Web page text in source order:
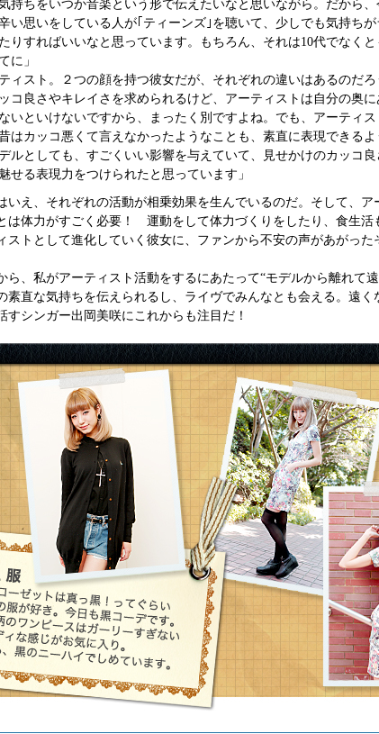
持ちをいつか音楽という形で伝えたいなと思いながら。だから
い思いをしている人が｢ティーンズ｣を聴いて、少しでも気持ちが
りすればいいなと思っています。もちろん、それは10代でなくと
に」
ィスト。２つの顔を持つ彼女だが、それぞれの違いはあるのだろ
コ良さやキレイさを求められるけど、アーティストは自分の奥に
いといけないですから、まったく別ですよね。でも、アーティス
はカッコ悪くて言えなかったようなことも、素直に表現できるよ
ルとしても、すごくいい影響を与えていて、見せかけのカッコ良
せる表現力をつけられたと思っています」
いえ、それぞれの活動が相乗効果を生んでいるのだ。そして、ア
は体力がすごく必要！ 運動をして体力づくりをしたり、食生
ストとして進化していく彼女に、ファンから不安の声があがった
ら、私がアーティスト活動をするにあたって“モデルから離れ
素直な気持ちを伝えられるし、ライヴでみんなとも会える。遠
すシンガー出岡美咲にこれからも注目だ！